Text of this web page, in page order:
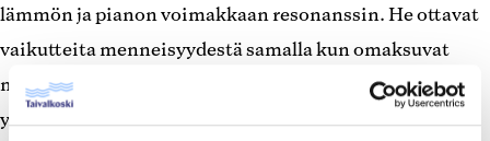
lämmön ja pianon voimakkaan resonanssin. He ottavat
vaikutteita menneisyydestä samalla kun omaksuvat
modernin innovaation, ja heidän esityksensä heijastaa
yhteistä intohimoa taiteeseen sekä sitoutumista